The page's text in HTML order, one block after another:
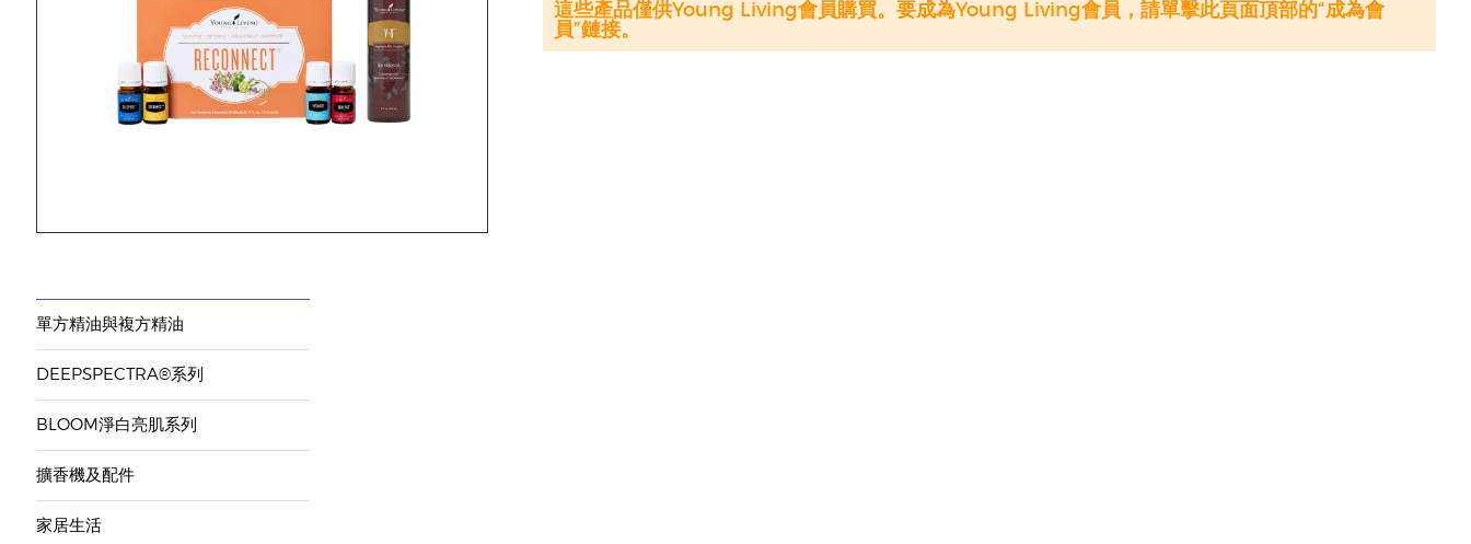
這些產品僅供Young Living會員購買。要成為Young Living會員，請單擊此頁面頂部的“成為會
員”鏈接。
單方精油與複方精油
DEEPSPECTRA®系列
BLOOM淨白亮肌系列
擴香機及配件
家居生活